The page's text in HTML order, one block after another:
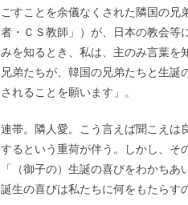
ごすことを余儀なくされた隣国の兄
者・ＣＳ教師」）が、日本の教会
みを知るとき、私は、主のみ言葉
兄弟たちが、韓国の兄弟たちと生
されることを願います」。
連帯。隣人愛。こう言えば聞こえは
するという重荷が伴う。しかし、そ
「（御子の）生誕の喜びをわかち
誕生の喜びは私たちに何をもたらす